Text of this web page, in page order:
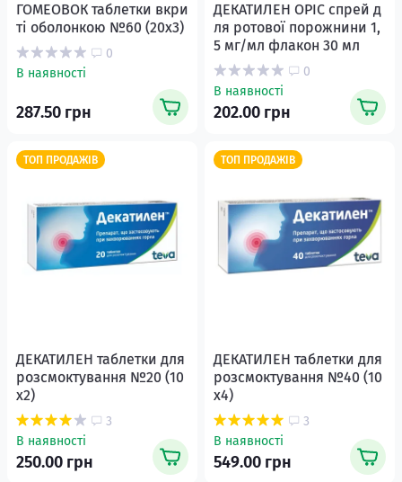
ГОМЕОВОК таблетки вкри
ті оболонкою №60 (20х3)
0
В наявності
287.50 грн
ДЕКАТИЛЕН ОРІС спрей д
ля ротової порожнини 1,
5 мг/мл флакон 30 мл
0
В наявності
202.00 грн
ТОП ПРОДАЖІВ
ДЕКАТИЛЕН таблетки для
розсмоктування №20 (10
х2)
3
В наявності
250.00 грн
ТОП ПРОДАЖІВ
ДЕКАТИЛЕН таблетки для
розсмоктування №40 (10
х4)
3
В наявності
549.00 грн